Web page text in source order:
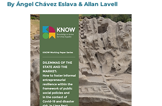
By Ángel Chávez Eslava & Allan Lavell